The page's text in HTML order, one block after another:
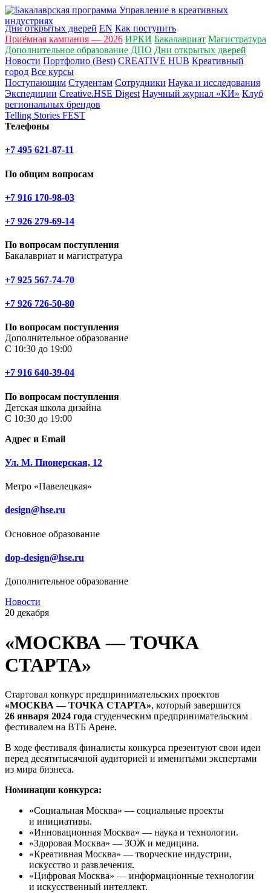
Дни открытых дверей EN Как поступить
Приёмная кампания — 2026 ИРКИ Бакалавриат Магистратура
Дополнительное образование ДПО Дни открытых дверей
Новости Портфолио (Best) CREATIVE HUB Креативный
город Все курсы
Поступающим Студентам Сотрудники Наука и исследования
Экспедиции Creative.HSE Digest Научный журнал «КИ» Клуб
региональных брендов
Telling Stories FEST
Телефоны
+7 495 621-87-11
По общим вопросам
+7 916 170-98-03
+7 926 279-69-14
По вопросам поступления
Бакалавриат и магистратура
+7 925 567-74-70
+7 926 726-50-80
По вопросам поступления
Дополнительное образование
С 10:30 до 19:00
+7 916 640-39-04
По вопросам поступления
Детская школа дизайна
С 10:30 до 19:00
Адрес и Email
Ул. М. Пионерская, 12
Метро «Павелецкая»
design@hse.ru
Основное образование
dop-design@hse.ru
Дополнительное образование
Новости
20 декабря
«МОСКВА — ТОЧКА
СТАРТА»
Стартовал конкурс предпринимательских проектов
«МОСКВА — ТОЧКА СТАРТА», который завершится
26 января 2024 года студенческим предпринимательским
фестивалем на ВТБ Арене.
В ходе фестиваля финалисты конкурса презентуют свои идеи
перед десятитысячной аудиторией и именитыми экспертами
из мира бизнеса.
Номинации конкурса:
«Социальная Москва» — социальные проекты
и инициативы.
«Инновационная Москва» — наука и технологии.
«Здоровая Москва» — ЗОЖ и медицина.
«Креативная Москва» — творческие индустрии,
искусство и развлечения.
«Цифровая Москва» — информационные технологии
и искусственный интеллект.